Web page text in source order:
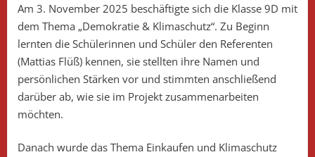
Am 3. November 2025 beschäftigte sich die Klasse 9D mit
dem Thema „Demokratie & Klimaschutz“. Zu Beginn
lernten die Schülerinnen und Schüler den Referenten
(Mattias Flüß) kennen, sie stellten ihre Namen und
persönlichen Stärken vor und stimmten anschließend
darüber ab, wie sie im Projekt zusammenarbeiten
möchten.
Danach wurde das Thema Einkaufen und Klimaschutz